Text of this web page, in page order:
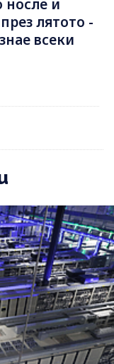
носле и
лятотo -
всеки